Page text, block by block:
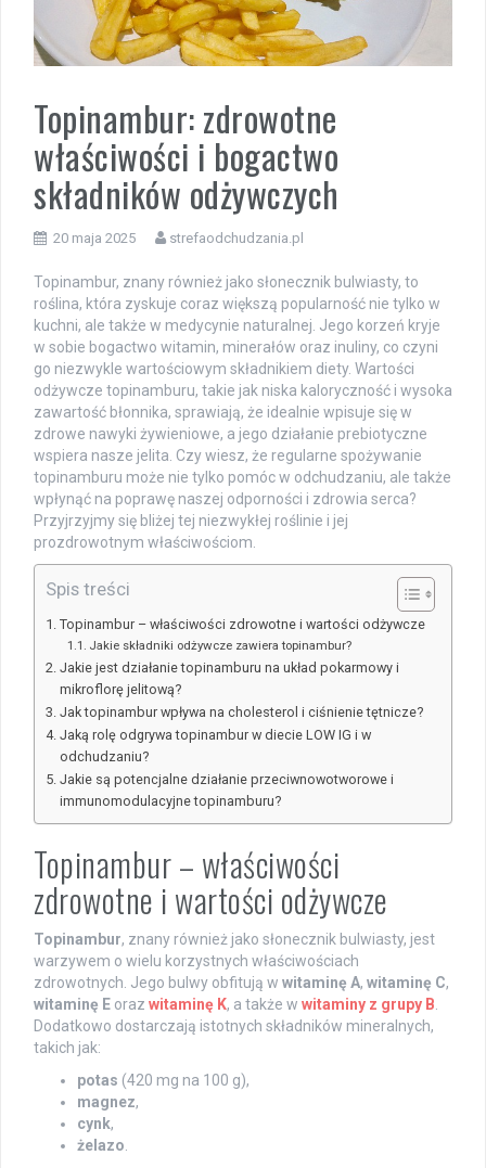
Topinambur: zdrowotne
właściwości i bogactwo
składników odżywczych
20 maja 2025 strefaodchudzania.pl
Topinambur, znany również jako słonecznik bulwiasty, to
roślina, która zyskuje coraz większą popularność nie tylko w
kuchni, ale także w medycynie naturalnej. Jego korzeń kryje
w sobie bogactwo witamin, minerałów oraz inuliny, co czyni
go niezwykle wartościowym składnikiem diety. Wartości
odżywcze topinamburu, takie jak niska kaloryczność i wysoka
zawartość błonnika, sprawiają, że idealnie wpisuje się w
zdrowe nawyki żywieniowe, a jego działanie prebiotyczne
wspiera nasze jelita. Czy wiesz, że regularne spożywanie
topinamburu może nie tylko pomóc w odchudzaniu, ale także
wpłynąć na poprawę naszej odporności i zdrowia serca?
Przyjrzyjmy się bliżej tej niezwykłej roślinie i jej
prozdrowotnym właściwościom.
Spis treści
Topinambur – właściwości zdrowotne i wartości odżywcze
Jakie składniki odżywcze zawiera topinambur?
Jakie jest działanie topinamburu na układ pokarmowy i
mikroflorę jelitową?
Jak topinambur wpływa na cholesterol i ciśnienie tętnicze?
Jaką rolę odgrywa topinambur w diecie LOW IG i w
odchudzaniu?
Jakie są potencjalne działanie przeciwnowotworowe i
immunomodulacyjne topinamburu?
Topinambur – właściwości
zdrowotne i wartości odżywcze
Topinambur, znany również jako słonecznik bulwiasty, jest
warzywem o wielu korzystnych właściwościach
zdrowotnych. Jego bulwy obfitują w witaminę A, witaminę C,
witaminę E oraz witaminę K, a także w witaminy z grupy B.
Dodatkowo dostarczają istotnych składników mineralnych,
takich jak:
potas (420 mg na 100 g),
magnez,
cynk,
żelazo.